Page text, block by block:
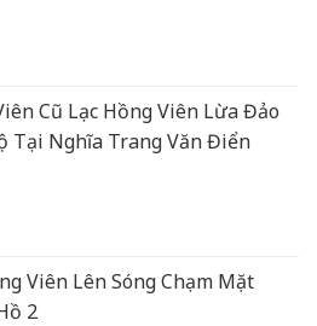
Cũ Lạc Hồng Viên Lừa Đảo
Tại Nghĩa Trang Văn Điển
Viên Lên Sóng Chạm Mặt
2